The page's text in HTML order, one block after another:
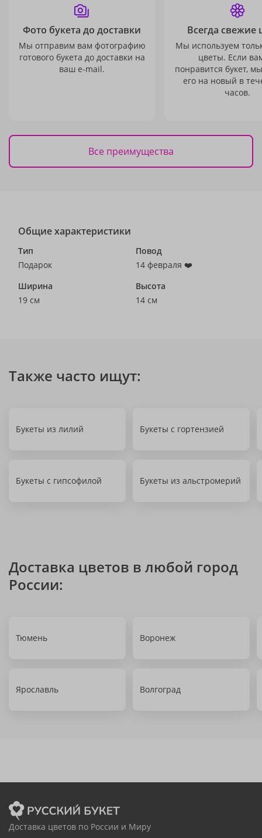
Фото букета до доставки
Мы отправим вам фотографию
готового букета до доставки на
ваш e-mail.
Всегда свежие
Мы используем
цветы. Если
понравится букет,
его на новый в
часов.
Все преимущества
Общие характеристики
Тип
Подарок
Повод
14 февраля ❤️
Ширина
19 см
Высота
14 см
Также часто ищут:
Букеты из лилий Букеты с гортензией
Букеты с гипсофилой Букеты из альстромерий
Доставка цветов в любой город
России:
Тюмень Воронеж
Ярославль Волгоград
Доставка цветов по России и Миру